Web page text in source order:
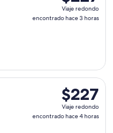
Viaje
redondo,
Viaje redondo
encontrado hace 3 horas
$227
Viaje
redondo,
$227
Viaje redondo
encontrado hace 4 horas
con salida el mar, 1